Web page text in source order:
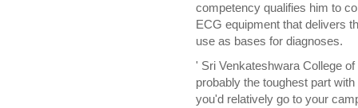
competency qualifies him to
ECG equipment that delivers
use as bases for diagnoses.
' Sri Venkateshwara College
probably the toughest part
you'd relatively go to your